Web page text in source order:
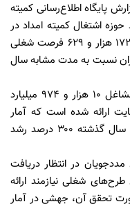
پایگاه اطلاع‌رسانی کمیته
حوزه اشتغال کمیته امداد در
سال جاری، افزود: در هفت ماهه امسال ۱۷۲ هزار و ۶۲۹ فرصت شغلی
نسبت به مدت مشابه سال
فیروزآبادی ادامه داد: برای راه‌اندازی این مشاغل ۱۰ هزار و ۹۷۴ میلیارد
ارائه شده است که آمار
جذب تسهیلات نیز نسبت به مدت مشابه سال گذشته ۳۰۰ درصد رشد
اشتغال مددجویان در انتظار دریافت
شغلی نیازمند ارائه
صورت تحقق آن، جهشی در آمار